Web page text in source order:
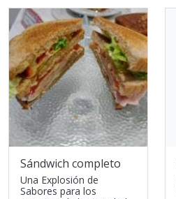
Sándwich completo
Una Explosión de
Sabores para los